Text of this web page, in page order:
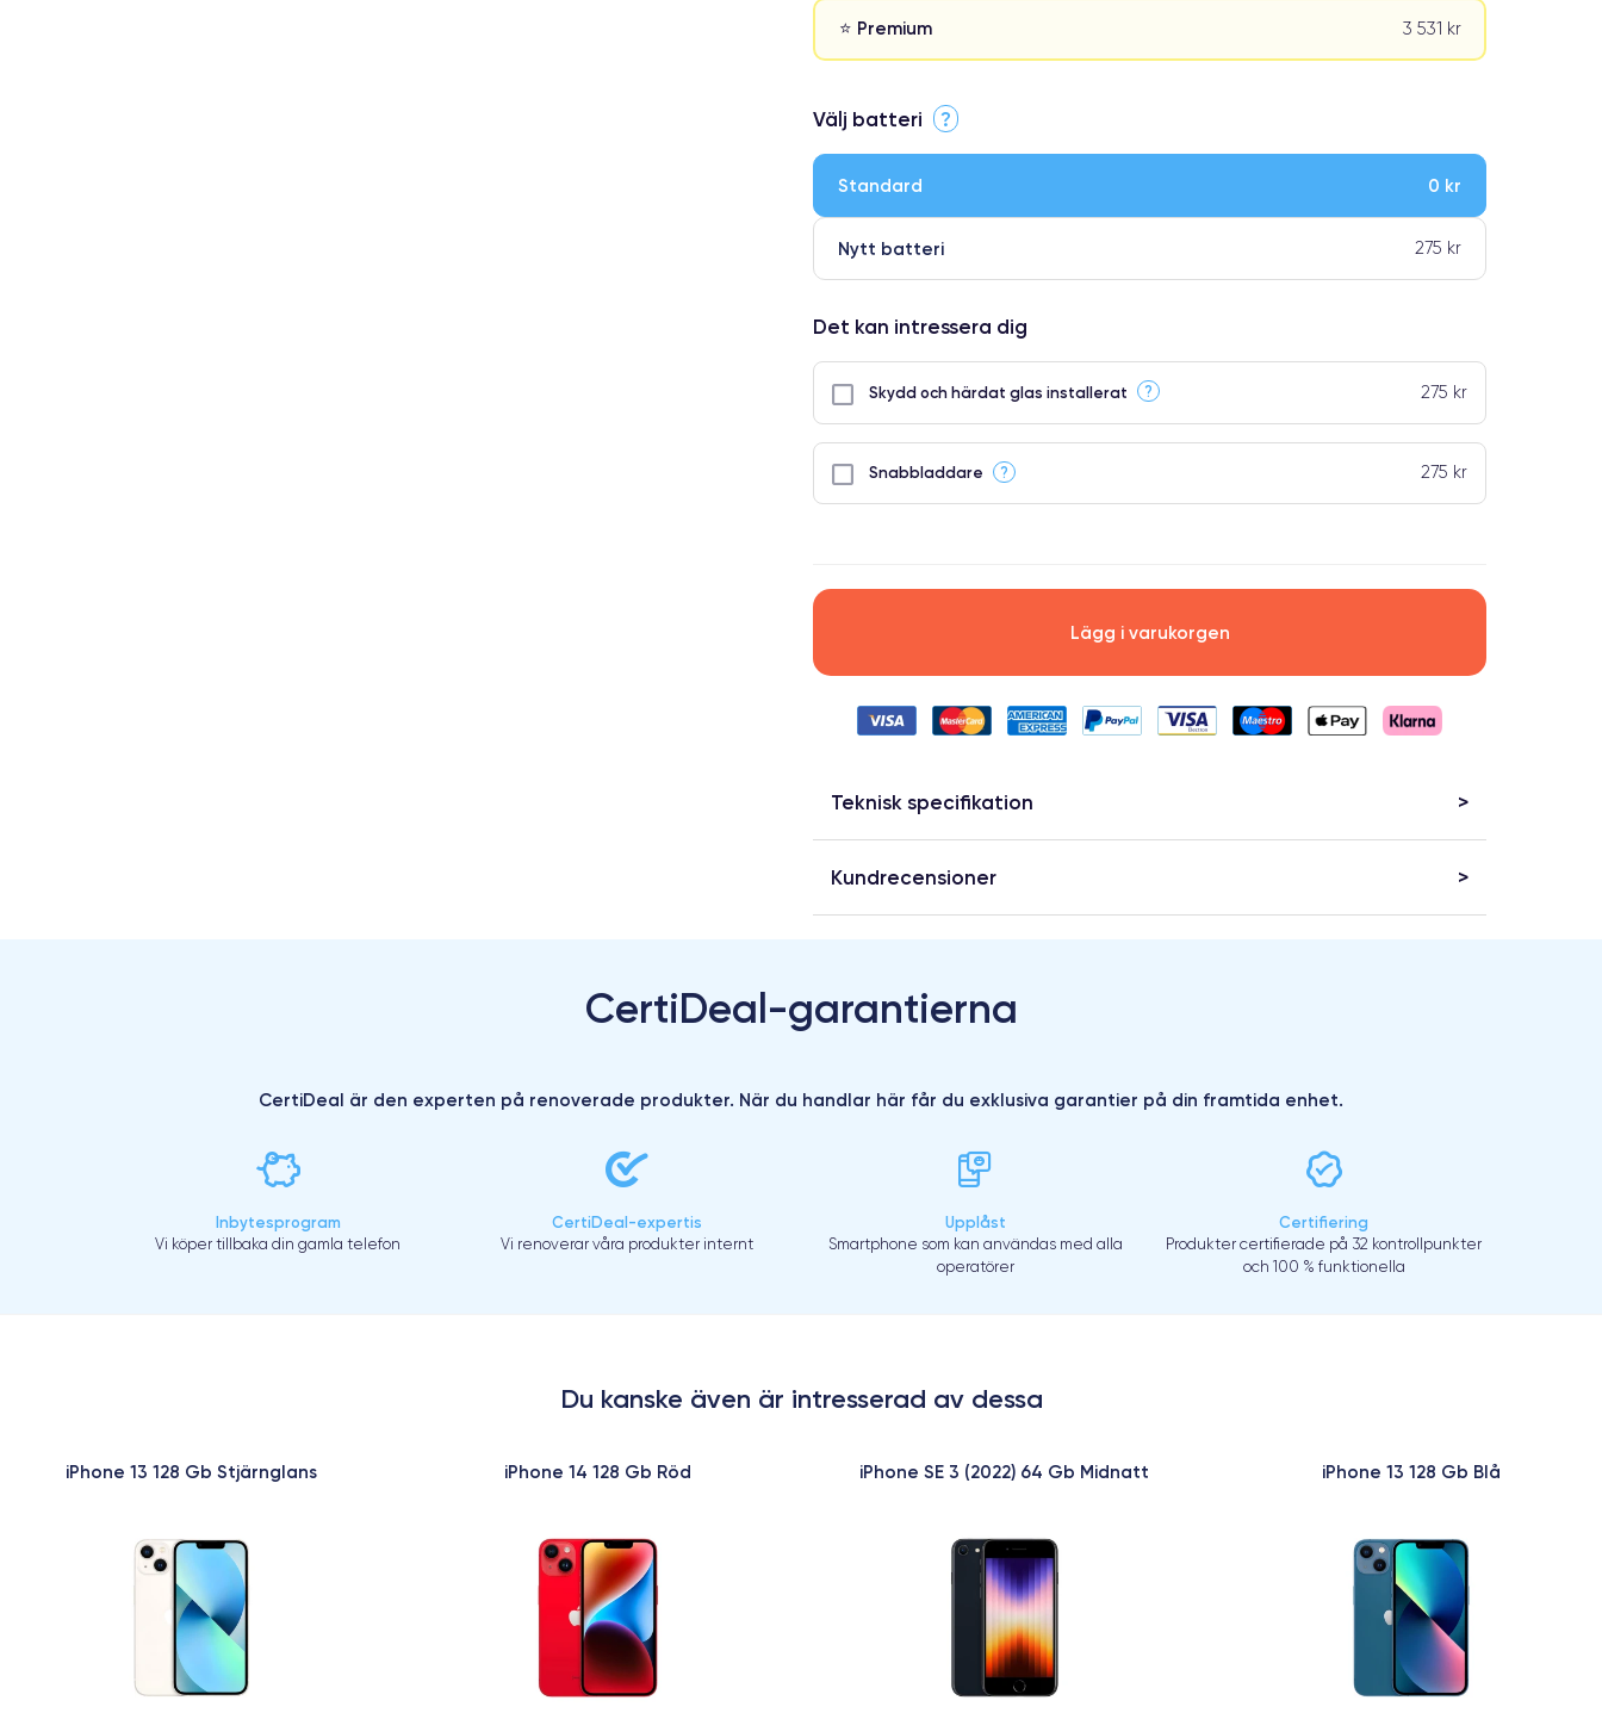
⭐ Premium 3 531 kr
⭐ Premium
Välj batteri ?
Standard 0 kr
Nytt batteri 275 kr
Det kan intressera dig
Skydd och härdat glas installerat ? 275 kr
Snabbladdare ? 275 kr
Lägg i varukorgen
Teknisk specifikation
Kundrecensioner
CertiDeal-garantierna
CertiDeal är den experten på renoverade produkter. När du handlar här får du exklusiva garantier på din framtida enhet.
Inbytesprogram
Vi köper tillbaka din gamla telefon
CertiDeal-expertis
Vi renoverar våra produkter internt
Upplåst
Smartphone som kan användas med alla
operatörer
Certifiering
Produkter certifierade på 32 kontrollpunkter
och 100 % funktionella
Du kanske även är intresserad av dessa
iPhone 13 128 Gb Stjärnglans iPhone 14 128 Gb Röd iPhone SE 3 (2022) 64 Gb Midnatt iPhone 13 128 Gb Blå